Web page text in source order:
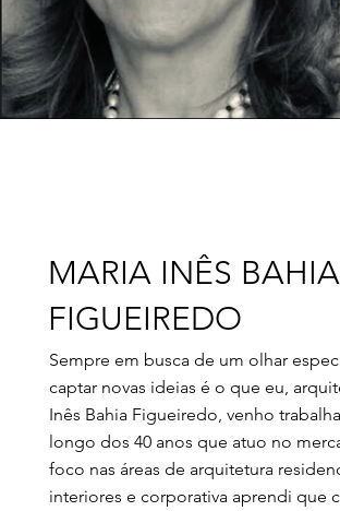
MARIA INÊS BAHIA
FIGUEIREDO
Sempre em busca de um olhar
captar novas ideias é o que eu,
Inês Bahia Figueiredo, venho
longo dos 40 anos que atuo no
foco nas áreas de arquitetura
interiores e corporativa aprendi que